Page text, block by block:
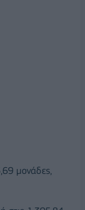
μονάδες,